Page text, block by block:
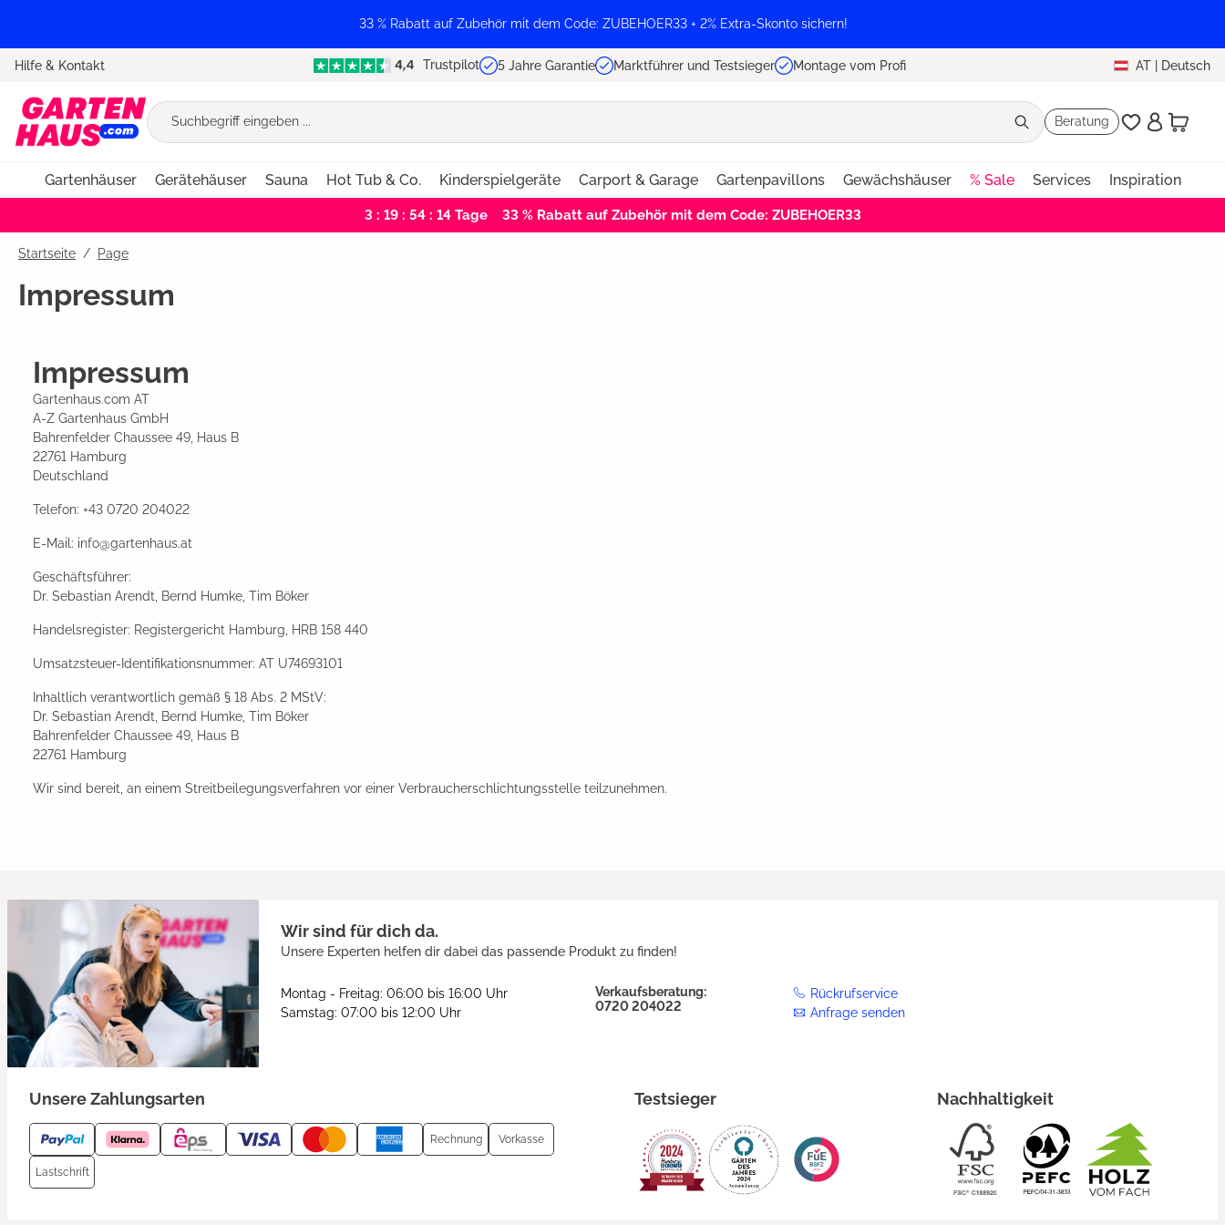
33 % Rabatt auf Zubehör mit dem Code: ZUBEHOER33 + 2% Extra-Skonto sichern!
Hilfe & Kontakt Trustpilot 5 Jahre Garantie Marktführer und Testsieger Montage vom Profi AT | Deutsch
Beratung
Gartenhäuser Gerätehäuser Sauna Hot Tub & Co. Kinderspielgeräte Carport & Garage Gartenpavillons Gewächshäuser % Sale Services Inspiration
3 : 19 : 54 : 13Tage 33 % Rabatt auf Zubehör mit dem Code: ZUBEHOER33
Startseite Page
Impressum
Impressum
Gartenhaus.com AT
A-Z Gartenhaus GmbH
Bahrenfelder Chaussee 49, Haus B
22761 Hamburg
Deutschland
Telefon: +43 0720 204022
E-Mail: info@gartenhaus.at
Geschäftsführer:
Dr. Sebastian Arendt, Bernd Humke, Tim Böker
Handelsregister: Registergericht Hamburg, HRB 158 440
Umsatzsteuer-Identifikationsnummer: AT U74693101
Inhaltlich verantwortlich gemäß § 18 Abs. 2 MStV:
Dr. Sebastian Arendt, Bernd Humke, Tim Böker
Bahrenfelder Chaussee 49, Haus B
22761 Hamburg
Wir sind bereit, an einem Streitbeilegungsverfahren vor einer Verbraucherschlichtungsstelle teilzunehmen.
Wir sind für dich da.
Unsere Experten helfen dir dabei das passende Produkt zu finden!
Montag - Freitag: 06:00 bis 16:00 Uhr
Samstag: 07:00 bis 12:00 Uhr
Verkaufsberatung:
0720 204022
Rückrufservice
Anfrage senden
Unsere Zahlungsarten
Rechnung Vorkasse
Lastschrift
Testsieger Nachhaltigkeit